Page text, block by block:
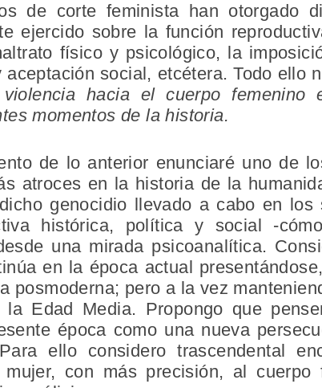
de corte feminista han otorgado
ejercido sobre la función
físico y psicológico, la
social, etcétera. Todo ello
hacia el cuerpo femenino
momentos de la historia.
de lo anterior enunciaré uno de
atroces en la historia de la
genocidio llevado a cabo en
histórica, política y social -
una mirada psicoanalítica.
en la época actual
posmoderna; pero a la vez
Edad Media. Propongo que
época como una nueva
ello considero trascendental
con más precisión, al cuerpo